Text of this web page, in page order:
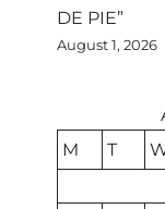
DE PIE”
August 1, 2026
M
T